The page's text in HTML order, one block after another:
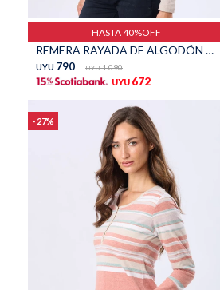
HASTA 40%OFF
REMERA RAYADA DE ALGODÓN - Rosado
UYU 790 UYU 1.090
UYU 672
27